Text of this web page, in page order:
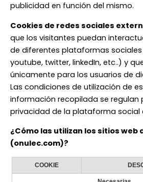
publicidad en función del mismo.
Cookies de redes sociales
que los visitantes puedan
de diferentes plataformas
youtube, twitter, linkedIn, etc..) y
únicamente para los usuarios de
Las condiciones de utilización de
información recopilada se regulan
privacidad de la plataforma social
¿Cómo las utilizan los sitios web
(onulec.com)?
COOKIE